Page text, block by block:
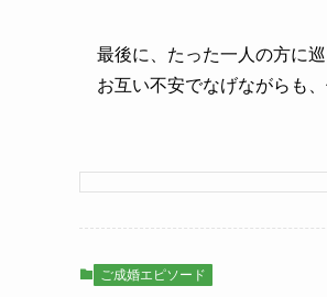
最後に、たった一人の方に
お互い不安でなげながらも
ご成婚エピソード